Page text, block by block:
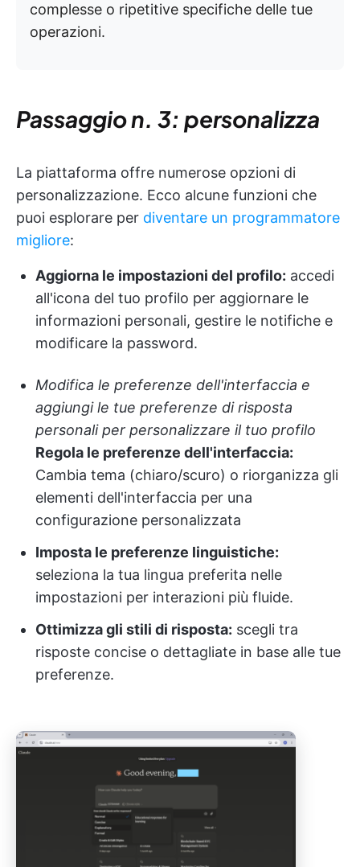
complesse o ripetitive specifiche delle tue
operazioni.
Passaggio n. 3: personalizza
La piattaforma offre numerose opzioni di
personalizzazione. Ecco alcune funzioni che
puoi esplorare per diventare un programmatore
migliore:
Aggiorna le impostazioni del profilo: accedi
all'icona del tuo profilo per aggiornare le
informazioni personali, gestire le notifiche e
modificare la password.
Modifica le preferenze dell'interfaccia e
aggiungi le tue preferenze di risposta
personali per personalizzare il tuo profilo
Regola le preferenze dell'interfaccia:
Cambia tema (chiaro/scuro) o riorganizza gli
elementi dell'interfaccia per una
configurazione personalizzata
Imposta le preferenze linguistiche:
seleziona la tua lingua preferita nelle
impostazioni per interazioni più fluide.
Ottimizza gli stili di risposta: scegli tra
risposte concise o dettagliate in base alle tue
preferenze.